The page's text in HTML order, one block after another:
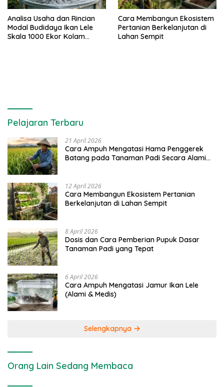
Analisa Usaha dan Rincian
Modal Budidaya Ikan Lele
Skala 1000 Ekor Kolam
Cara Membangun Ekosistem
Pertanian Berkelanjutan di
Lahan Sempit
Pelajaran Terbaru
21 April 2026
Cara Ampuh Mengatasi Hama Penggerek
Batang pada Tanaman Padi Secara Alami
12 April 2026
Cara Membangun Ekosistem Pertanian
Berkelanjutan di Lahan Sempit
8 April 2026
Dosis dan Cara Pemberian Pupuk Dasar
Tanaman Padi yang Tepat
6 April 2026
Cara Ampuh Mengatasi Jamur Ikan Lele
(Alami & Medis)
Selengkapnya
Orang Lain Sedang Membaca